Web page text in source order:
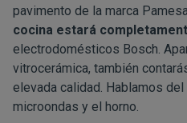
pavimento de la marca
cocina estará
electrodomésticos Bosch.
vitrocerámica, también
elevada calidad. Hablamos
microondas y el horno.